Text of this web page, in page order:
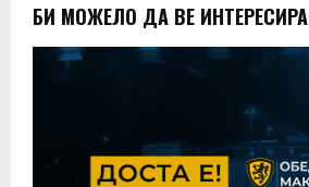
БИ МОЖЕЛО ДА ВЕ ИНТЕРЕСИРА